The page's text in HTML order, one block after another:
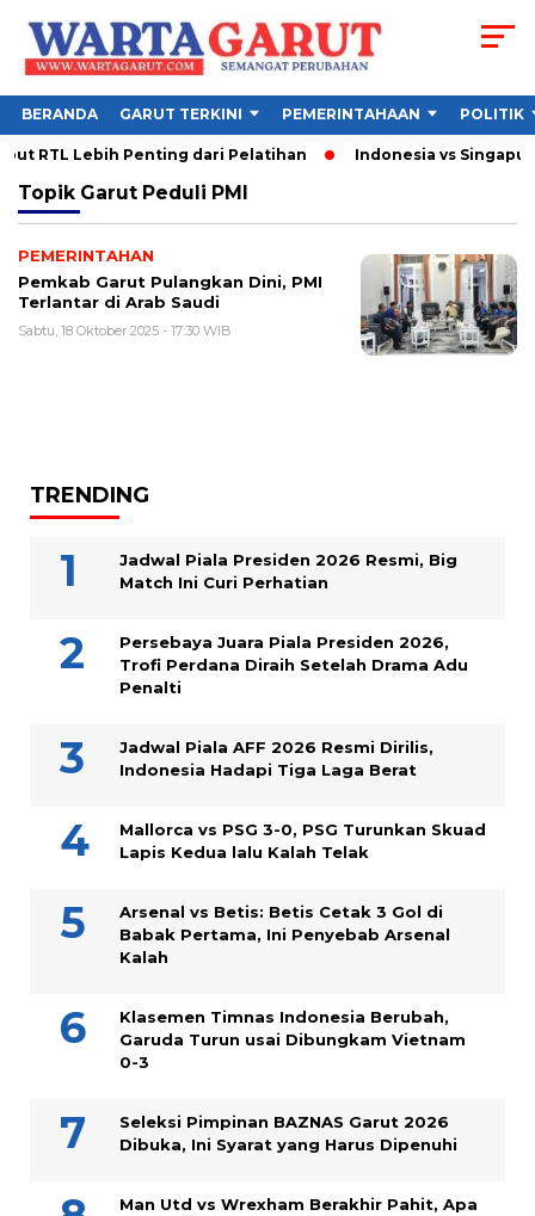
BERANDA GARUT TERKINI PEMERINTAHAAN POLITIK
RTL Lebih Penting dari Pelatihan Indonesia vs
Topik Garut Peduli PMI
PEMERINTAHAN
Pemkab Garut Pulangkan Dini, PMI
Terlantar di Arab Saudi
Sabtu, 18 Oktober 2025 - 17:30 WIB
TRENDING
Jadwal Piala Presiden 2026 Resmi, Big
Match Ini Curi Perhatian
Persebaya Juara Piala Presiden 2026,
Trofi Perdana Diraih Setelah Drama Adu
Penalti
Jadwal Piala AFF 2026 Resmi Dirilis,
Indonesia Hadapi Tiga Laga Berat
Mallorca vs PSG 3-0, PSG Turunkan Skuad
Lapis Kedua lalu Kalah Telak
Arsenal vs Betis: Betis Cetak 3 Gol di
Babak Pertama, Ini Penyebab Arsenal
Kalah
Klasemen Timnas Indonesia Berubah,
Garuda Turun usai Dibungkam Vietnam
0-3
Seleksi Pimpinan BAZNAS Garut 2026
Dibuka, Ini Syarat yang Harus Dipenuhi
Man Utd vs Wrexham Berakhir Pahit, Apa